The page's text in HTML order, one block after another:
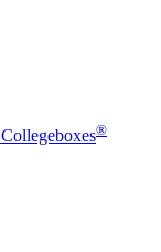
®